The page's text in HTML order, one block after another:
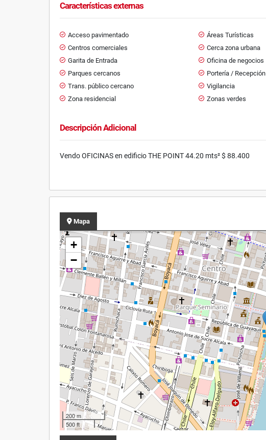
Características externas
Acceso pavimentado Áreas Turísticas
Centros comerciales
Cerca zona urbana
Garita de Entrada
Oficina de negocios
Parques cercanos
Portería / Recepción
Trans. público cercano
Vigilancia
Zona residencial
Zonas verdes
Descripción Adicional
Vendo OFICINAS en edificio THE POINT 44.20 mts² $ 88.400
Mapa
+
−
200 m
500 ft